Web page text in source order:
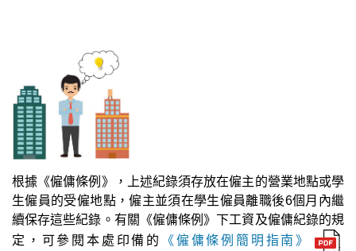
根據《僱傭條例》，上述紀錄須存放在僱主的營業地點或學
生僱員的受僱地點，僱主並須在學生僱員離職後6個月內繼
續保存這些紀錄。有關《僱傭條例》下工資及僱傭紀錄的規
定，可參閱本處印備的
《僱傭條例簡明指南》